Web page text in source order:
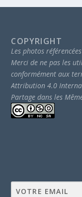
COPYRIGHT
Les photos
Merci de ne pas les
conformément aux
Attribution 4.0
Partage dans les